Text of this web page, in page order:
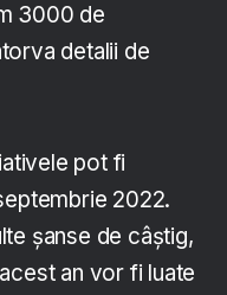
3000 de
detalii de
pot fi
2022.
șanse de câștig,
an vor fi luate